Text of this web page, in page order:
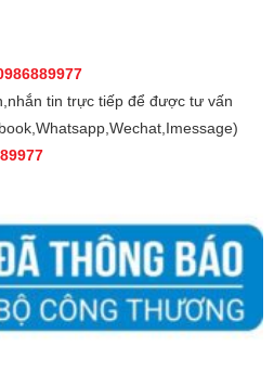
tin trực tiếp để được tư vấn